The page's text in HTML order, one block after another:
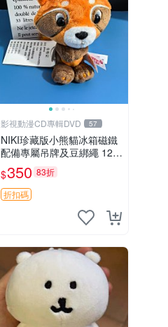
影視動漫CD專輯DVD 57
NIKI珍藏版小熊貓冰箱磁鐵
配備專屬吊牌及豆綁繩 12c
m 廢品嚴選 好評推薦 小熊
貓冰箱貼 磁鐵掛件 冰箱飾
品
$350 83折
折扣碼